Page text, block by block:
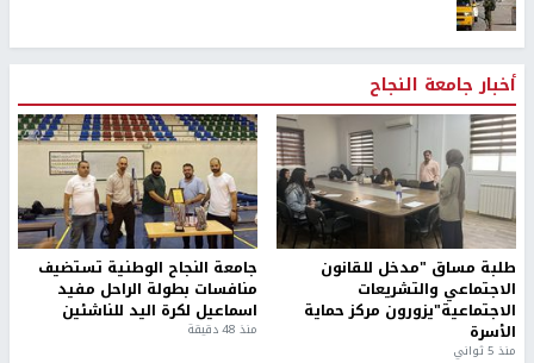
أخبار جامعة النجاح
طلبة مساق "مدخل للقانون
الاجتماعي والتشريعات
الاجتماعية"يزورون مركز حماية
الأسرة
منذ 5 ثواني
جامعة النجاح الوطنية تستضيف
منافسات بطولة الراحل مفيد
اسماعيل لكرة اليد للناشئين
منذ 48 دقيقة